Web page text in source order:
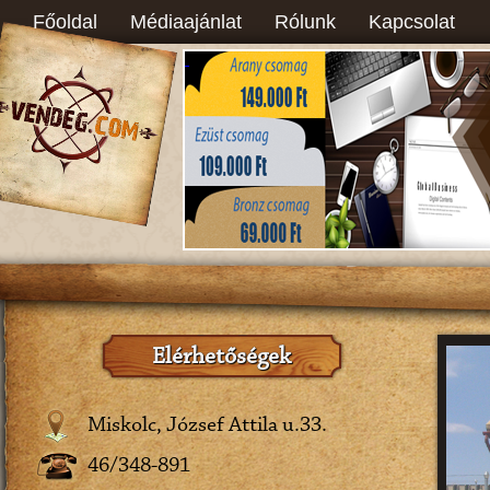
Főoldal Médiaajánlat Rólunk Kapcsolat
Elérhetőségek
Miskolc, József Attila u.33.
46/348-891